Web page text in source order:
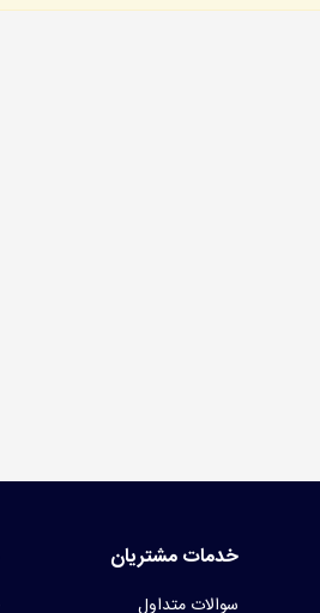
خدمات مشتریان
سوالات متداول